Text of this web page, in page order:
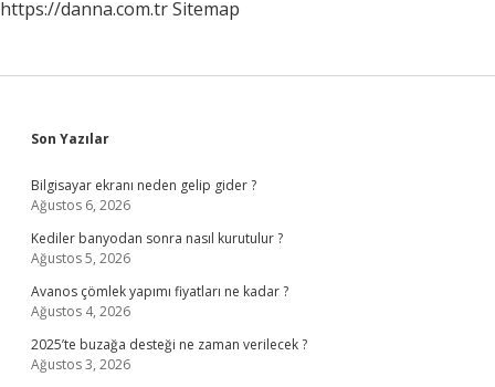
https://danna.com.trSitemap
Sidebar
Son Yazılar
Bilgisayar ekranı neden gelip gider ?
Ağustos 6, 2026
Kediler banyodan sonra nasıl kurutulur ?
Ağustos 5, 2026
Avanos çömlek yapımı fiyatları ne kadar ?
Ağustos 4, 2026
2025’te buzağa desteği ne zaman verilecek ?
Ağustos 3, 2026